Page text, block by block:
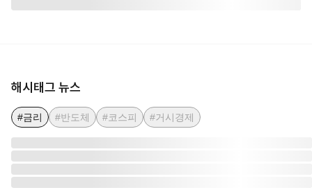
해시태그 뉴스
#금리 #반도체 #코스피 #거시경제